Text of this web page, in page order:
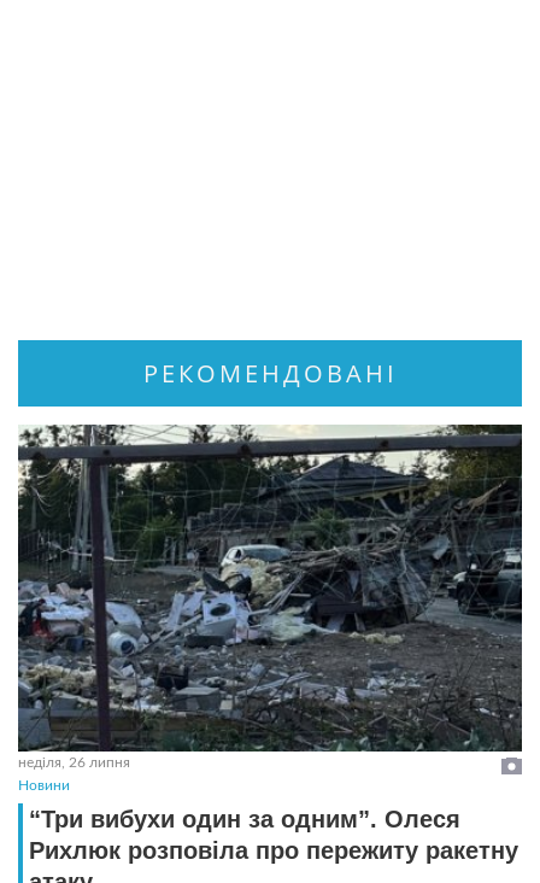
РЕКОМЕНДОВАНІ
неділя, 26 липня
Новини
“Три вибухи один за одним”. Олеся
Рихлюк розповіла про пережиту ракетну